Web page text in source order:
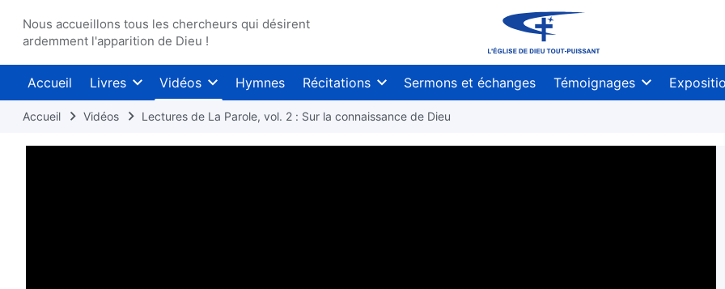
Nous accueillons tous les chercheurs qui désirent
ardemment l'apparition de Dieu !
Accueil Livres Vidéos Hymnes Récitations Sermons et échanges Témoignages
Accueil Vidéos Lectures de La Parole, vol. 2 : Sur la connaissance de Dieu